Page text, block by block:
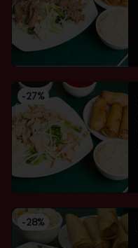
-27%
-28%